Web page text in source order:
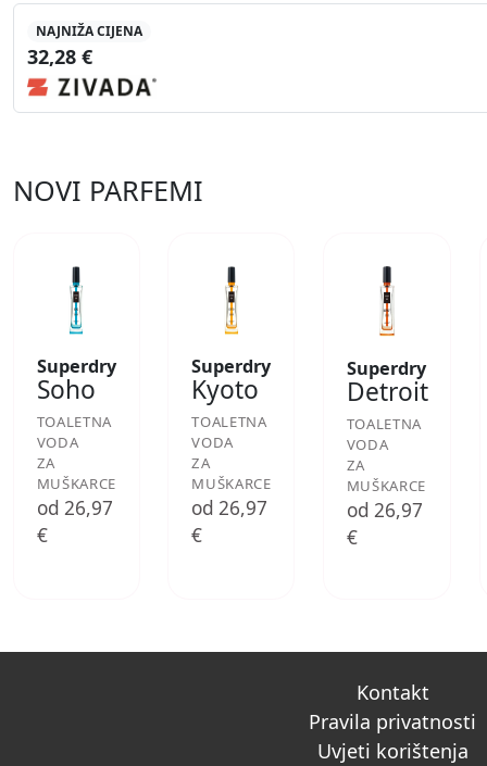
NAJNIŽA CIJENA
32,28 €
NOVI PARFEMI
Superdry
Soho
TOALETNA
VODA
ZA
MUŠKARCE
od 26,97
€
Superdry
Kyoto
TOALETNA
VODA
ZA
MUŠKARCE
od 26,97
€
Superdry
Detroit
TOALETNA
VODA
ZA
MUŠKARCE
od 26,97
€
Kontakt
Pravila privatnosti
Uvjeti korištenja